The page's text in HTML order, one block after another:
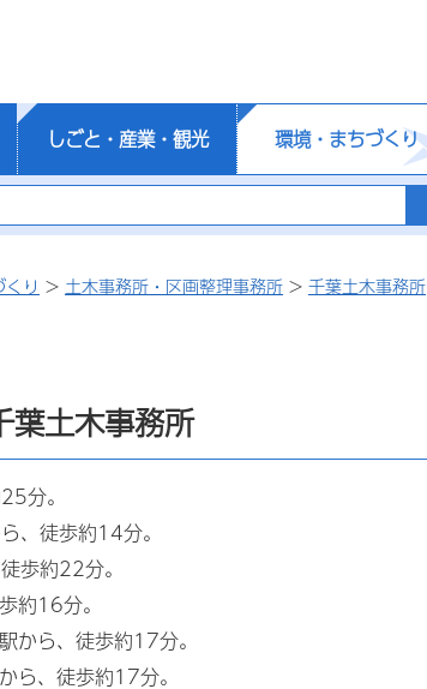
しごと・産業・観光 環境・まちづくり
り > 土木事務所・区画整理事務所 > 千葉土木事務所
葉土木事務所
分。
、徒歩約14分。
歩約22分。
約16分。
から、徒歩約17分。
ら、徒歩約17分。